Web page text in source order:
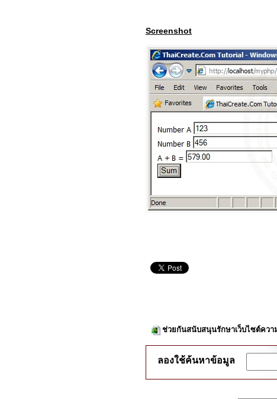
Screenshot
ช่วยกันสนับสนุนรักษาเว็บไซต์คว
ลองใช้ค้นหาข้อมูล